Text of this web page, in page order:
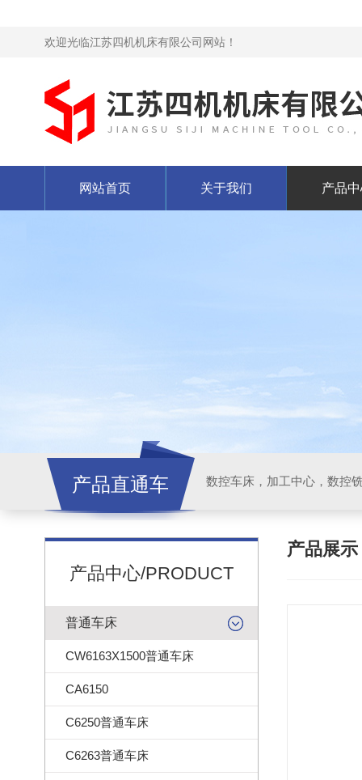
欢迎光临江苏四机机床有限公司网站！
网站首页 关于我们 产品
产品直通车
产品中心/PRODUCT
普通车床
CW6163X1500普通车床
CA6150
C6250普通车床
C6263普通车床
产品展示